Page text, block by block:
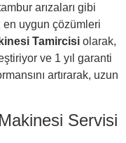
arızaları gibi
uygun çözümleri
Tamircisi olarak,
ve 1 yıl garanti
artırarak, uzun
Servisi